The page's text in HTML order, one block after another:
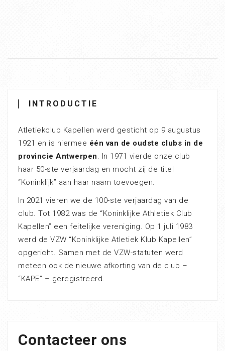
INTRODUCTIE
Atletiekclub Kapellen werd gesticht op 9 augustus
1921 en is hiermee één van de oudste clubs in de
provincie Antwerpen. In 1971 vierde onze club
haar 50-ste verjaardag en mocht zij de titel
“Koninklijk” aan haar naam toevoegen.
In 2021 vieren we de 100-ste verjaardag van de
club. Tot 1982 was de “Koninklijke Athletiek Club
Kapellen” een feitelijke vereniging. Op 1 juli 1983
werd de VZW “Koninklijke Atletiek Klub Kapellen”
opgericht. Samen met de VZW-statuten werd
meteen ook de nieuwe afkorting van de club –
“KAPE” – geregistreerd.
Contacteer ons